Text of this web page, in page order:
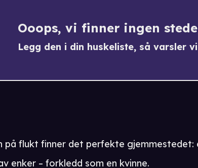
Ooops, vi finner ingen
Legg den i din huskeliste, så varsler
på flukt finner det perfekte gjemmestedet:
enker – forkledd som en kvinne.